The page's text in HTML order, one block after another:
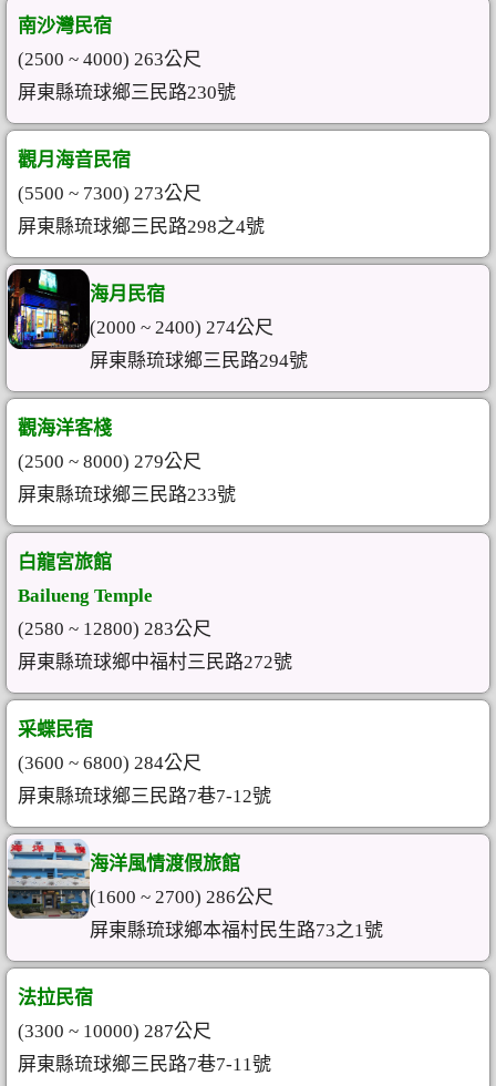
南沙灣民宿
(2500 ~ 4000) 263公尺
屏東縣琉球鄉三民路230號
觀月海音民宿
(5500 ~ 7300) 273公尺
屏東縣琉球鄉三民路298之4號
海月民宿
(2000 ~ 2400) 274公尺
屏東縣琉球鄉三民路294號
觀海洋客棧
(2500 ~ 8000) 279公尺
屏東縣琉球鄉三民路233號
白龍宮旅館
Bailueng Temple
(2580 ~ 12800) 283公尺
屏東縣琉球鄉中福村三民路272號
采蝶民宿
(3600 ~ 6800) 284公尺
屏東縣琉球鄉三民路7巷7-12號
海洋風情渡假旅館
(1600 ~ 2700) 286公尺
屏東縣琉球鄉本福村民生路73之1號
法拉民宿
(3300 ~ 10000) 287公尺
屏東縣琉球鄉三民路7巷7-11號